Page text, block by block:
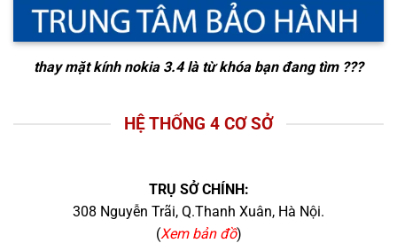
thay mặt kính nokia 3.4là từ khóa bạn đang tìm ???
HỆ THỐNG 4 CƠ SỞ
TRỤ SỞ CHÍNH:
308 Nguyễn Trãi, Q.Thanh Xuân, Hà Nội.
(Xem bản đồ)